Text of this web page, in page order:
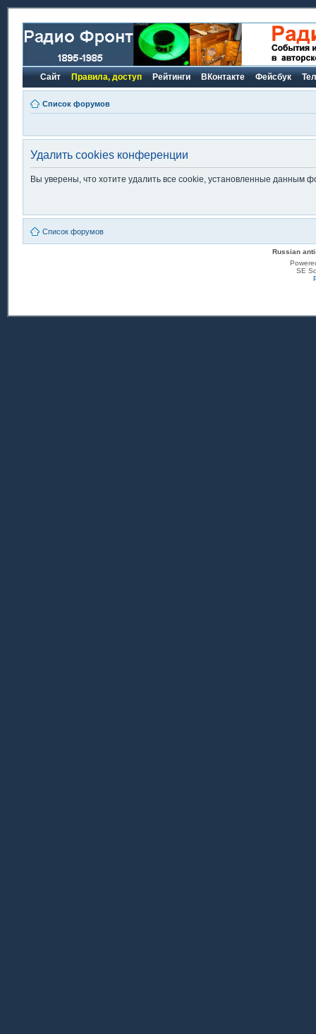
Сайт Правила, доступ Рейтинги ВКонтакте Фейсбук
Список форумов
Удалить cookies конференции
Вы уверены, что хотите удалить все cookie, установленные данным
Список форумов
Russian
SE